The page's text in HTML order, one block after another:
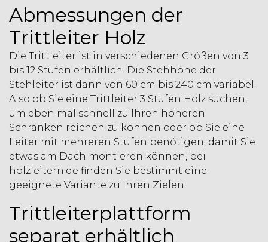
Abmessungen der
Trittleiter Holz
Die Trittleiter ist in verschiedenen Größen von 3
bis 12 Stufen erhältlich. Die Stehhöhe der
Stehleiter ist dann von 60 cm bis 240 cm variabel.
Also ob Sie eine Trittleiter 3 Stufen Holz suchen,
um eben mal schnell zu Ihren höheren
Schränken reichen zu können oder ob Sie eine
Leiter mit mehreren Stufen benötigen, damit Sie
etwas am Dach montieren können, bei
holzleitern.de finden Sie bestimmt eine
geeignete Variante zu Ihren Zielen.
Trittleiterplattform
separat erhältlich